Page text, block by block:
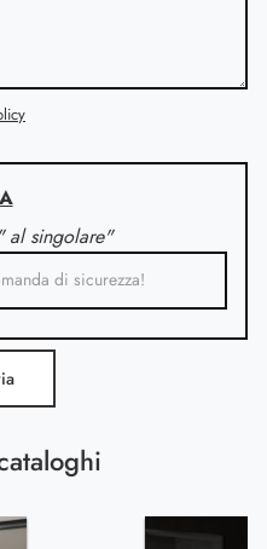
al singolare"